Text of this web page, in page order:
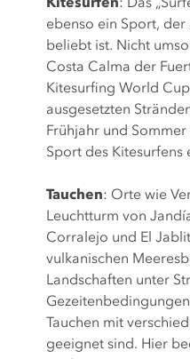
ebenso ein Sport,
beliebt ist. Nicht
Costa Calma der
Kitesurfing World
ausgesetzten
Frühjahr und
Sport des Kitesurfens
Tauchen: Orte wie
Leuchtturm von
Corralejo und El
vulkanischen
Landschaften unter
Tauchen mit
geeignet sind. Hier